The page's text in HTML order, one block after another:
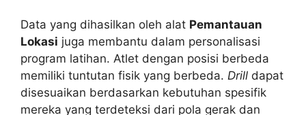
Data yang dihasilkan oleh alat Pemantauan
Lokasi juga membantu dalam personalisasi
program latihan. Atlet dengan posisi berbeda
memiliki tuntutan fisik yang berbeda. Drill dapat
disesuaikan berdasarkan kebutuhan spesifik
mereka yang terdeteksi dari pola gerak dan